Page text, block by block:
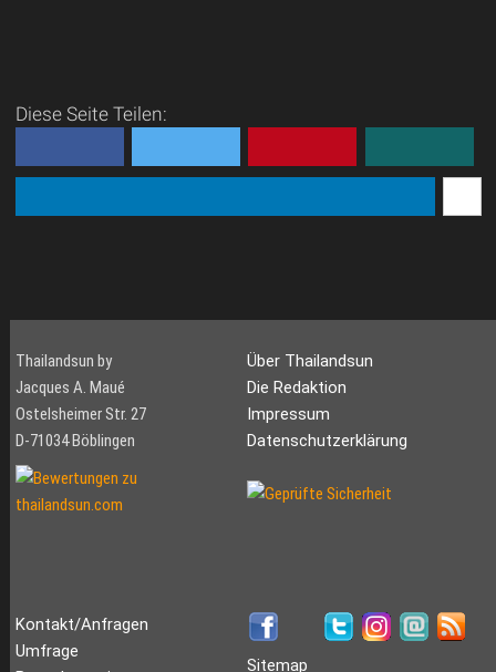
Diese Seite Teilen:
Thailandsun by
Jacques A. Maué
Ostelsheimer Str. 27
D-71034 Böblingen
Über Thailandsun
Die Redaktion
Impressum
Datenschutzerklärung
Kontakt/Anfragen
Umfrage
Sitemap